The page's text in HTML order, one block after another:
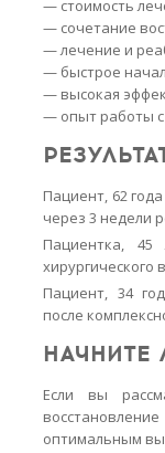
— стоимость
— сочетание
— лечение и
— быстрое
— высокая
— опыт работы с
Пациент, 62
через 3 недели
Пациентка, 45
хирургического
Пациент, 34
после
НАЧНИТЕ
Если вы
оптимальным